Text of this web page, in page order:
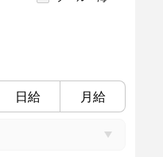
日給 月給